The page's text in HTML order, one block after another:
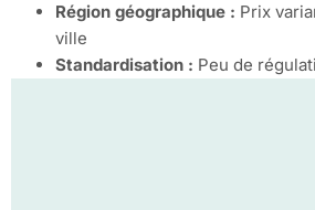
Région géographique : Prix
ville
Standardisation : Peu de